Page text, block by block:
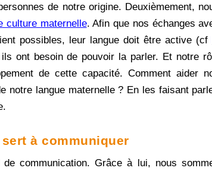
de notre origine. Deuxièmement,
culture maternelle. Afin que nos échanges
possibles, leur langue doit être active (cf
ont besoin de pouvoir la parler. Et notre
de cette capacité. Comment aider
notre langue maternelle ? En les faisant
à communiquer
communication. Grâce à lui, nous